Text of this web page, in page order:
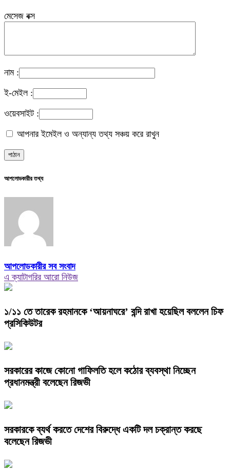
মেসেজ বক্স
নাম :
ই-মেইল :
ওয়েবসাইট :
আপনার ইমেইল ও অন্যান্য তথ্য সঞ্চয় করে রাখুন
আপলোডকারীর তথ্য
আপলোডকারীর সব সংবাদ
এ ক্যাটাগরির আরো নিউজ
১/১১ তে তারেক রহমানকে ‘আয়নাঘরে’ বন্দি রাখা হয়েছিল বললেন চিফ
প্রসিকিউটর
সরকারের কাজে কোনো গাফিলতি হলে কঠোর ব্যবস্থা নিচ্ছেন
প্রধানমন্ত্রী বলেছেন রিজভী
সরকারকে ব্যর্থ করতে দেশের বিরুদ্ধে একটি দল চক্রান্ত করছে
বলেছেন রিজভী